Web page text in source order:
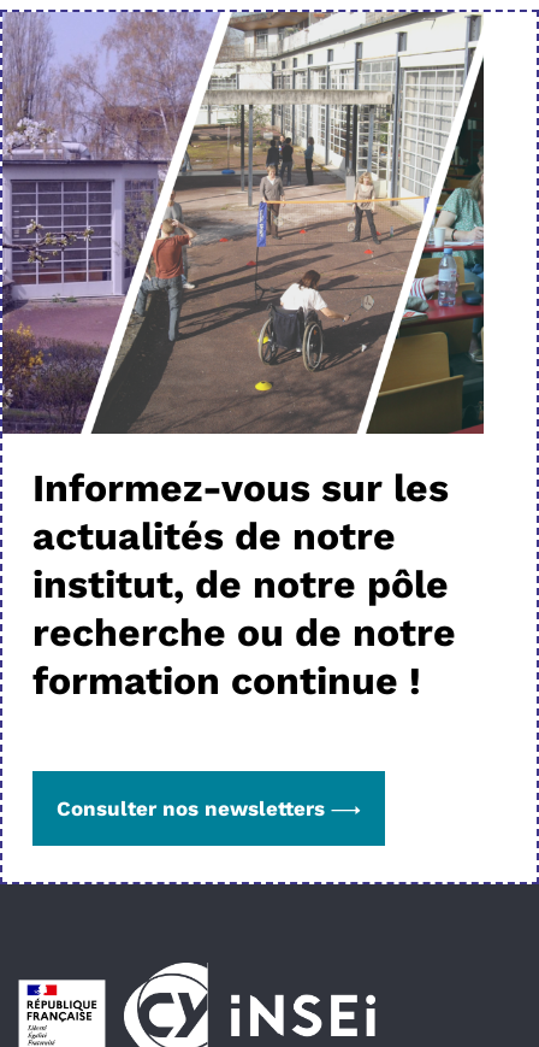
Informez-vous sur les
actualités de notre
institut, de notre pôle
recherche ou de notre
formation continue !
Consulter nos newsletters
Pied de page